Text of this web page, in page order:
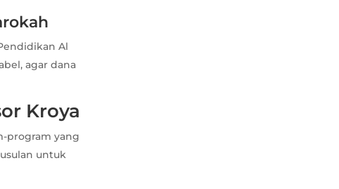
Al
agar dana
Kroya
program yang
untuk